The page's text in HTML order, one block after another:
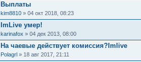
Выплаты
kim8810 » 04 окт 2018, 08:23
ImLive умер!
karinafox » 04 дек 2013, 08:00
На чаевые действует комиссия?Imlive
Polagrl » 18 авг 2017, 21:11